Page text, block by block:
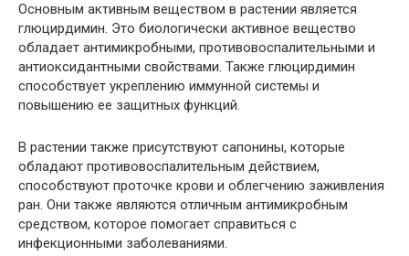
Основным активным веществом в растении является
глюцирдимин. Это биологически активное вещество
обладает антимикробными, противовоспалительными и
антиоксидантными свойствами. Также глюцирдимин
способствует укреплению иммунной системы и
повышению ее защитных функций.
В растении также присутствуют сапонины, которые
обладают противовоспалительным действием,
способствуют проточке крови и облегчению заживления
ран. Они также являются отличным антимикробным
средством, которое помогает справиться с
инфекционными заболеваниями.